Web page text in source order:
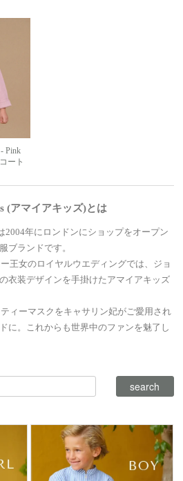
Pink
ート
(アマイアキッズ)とは
2004年にロンドンにショップをオープン
ブランドです。
王女のロイヤルウエディングでは、ジョ
衣装デザインを手掛けたアマイアキッズ
ィーマスクをキャサリン妃がご愛用され
に。これからも世界中のファンを魅了し